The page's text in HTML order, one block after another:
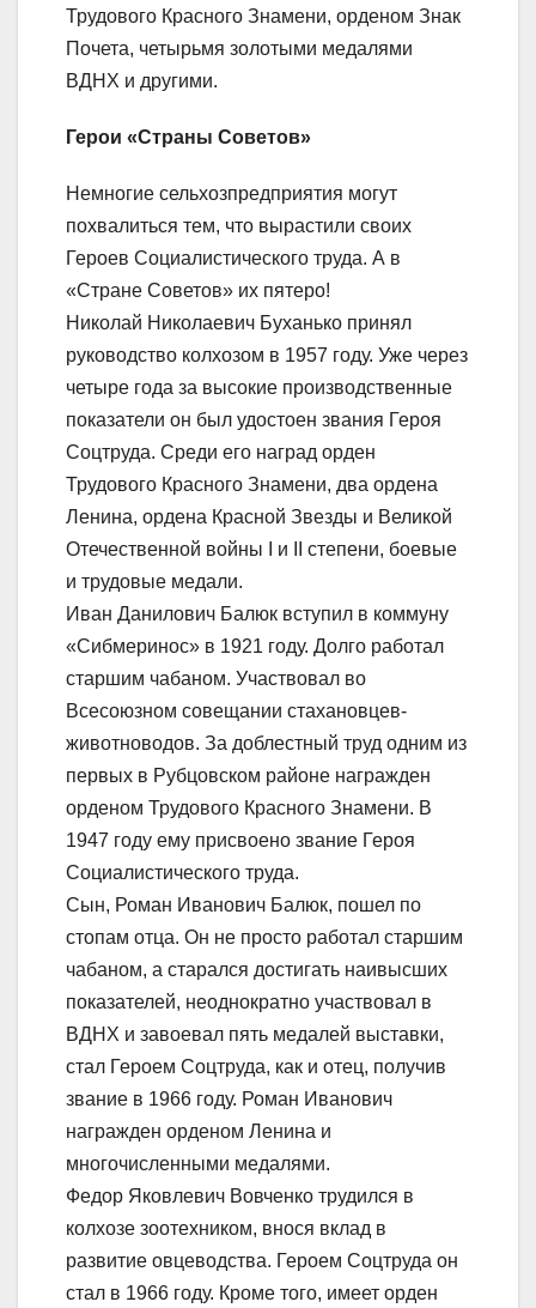
Трудового Красного Знамени, орденом Знак
Почета, четырьмя золотыми медалями
ВДНХ и другими.
Герои «Страны Советов»
Немногие сельхозпредприятия могут
похвалиться тем, что вырастили своих
Героев Социалистического труда. А в
«Стране Советов» их пятеро!
Николай Николаевич Буханько принял
руководство колхозом в 1957 году. Уже через
четыре года за высокие производственные
показатели он был удостоен звания Героя
Соцтруда. Среди его наград орден
Трудового Красного Знамени, два ордена
Ленина, ордена Красной Звезды и Великой
Отечественной войны I и II степени, боевые
и трудовые медали.
Иван Данилович Балюк вступил в коммуну
«Сибмеринос» в 1921 году. Долго работал
старшим чабаном. Участвовал во
Всесоюзном совещании стахановцев-
животноводов. За доблестный труд одним из
первых в Рубцовском районе награжден
орденом Трудового Красного Знамени. В
1947 году ему присвоено звание Героя
Социалистического труда.
Сын, Роман Иванович Балюк, пошел по
стопам отца. Он не просто работал старшим
чабаном, а старался достигать наивысших
показателей, неоднократно участвовал в
ВДНХ и завоевал пять медалей выставки,
стал Героем Соцтруда, как и отец, получив
звание в 1966 году. Роман Иванович
награжден орденом Ленина и
многочисленными медалями.
Федор Яковлевич Вовченко трудился в
колхозе зоотехником, внося вклад в
развитие овцеводства. Героем Соцтруда он
стал в 1966 году. Кроме того, имеет орден